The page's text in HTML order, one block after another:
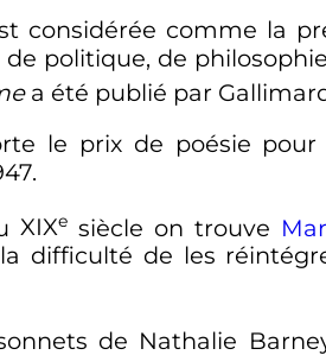
considérée comme la
politique, de
a été publié par
le prix de poésie pour
XIXe siècle on trouve
difficulté de les
de Nathalie